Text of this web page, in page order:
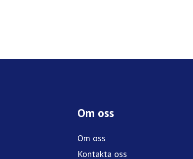
Om oss
Om oss
Kontakta oss